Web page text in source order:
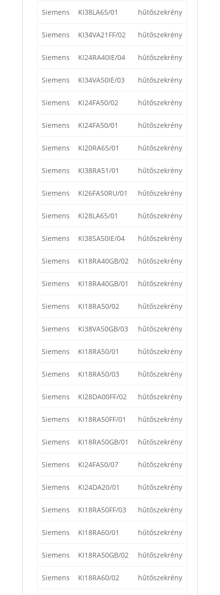
Siemens KI38LA65/01 hűtőszekrény
Siemens KI34VA21FF/02 hűtőszekrény
Siemens KI24RA40IE/04 hűtőszekrény
Siemens KI34VA50IE/03 hűtőszekrény
Siemens KI24FA50/02 hűtőszekrény
Siemens KI24FA50/01 hűtőszekrény
Siemens KI20RA65/01 hűtőszekrény
Siemens KI38RA51/01 hűtőszekrény
Siemens KI26FA50RU/01 hűtőszekrény
Siemens KI28LA65/01 hűtőszekrény
Siemens KI38SA50IE/04 hűtőszekrény
Siemens KI18RA40GB/02 hűtőszekrény
Siemens KI18RA40GB/01 hűtőszekrény
Siemens KI18RA50/02 hűtőszekrény
Siemens KI38VA50GB/03 hűtőszekrény
Siemens KI18RA50/01 hűtőszekrény
Siemens KI18RA50/03 hűtőszekrény
Siemens KI28DA00FF/02 hűtőszekrény
Siemens KI18RA50FF/01 hűtőszekrény
Siemens KI18RA50GB/01 hűtőszekrény
Siemens KI24FA50/07 hűtőszekrény
Siemens KI24DA20/01 hűtőszekrény
Siemens KI18RA50FF/03 hűtőszekrény
Siemens KI18RA60/01 hűtőszekrény
Siemens KI18RA50GB/02 hűtőszekrény
Siemens KI18RA60/02 hűtőszekrény